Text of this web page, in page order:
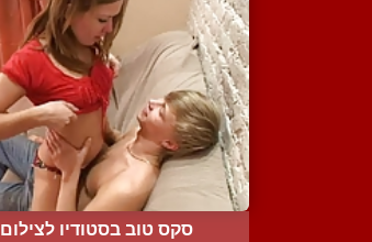
סקס טוב בסטודיו לצילום